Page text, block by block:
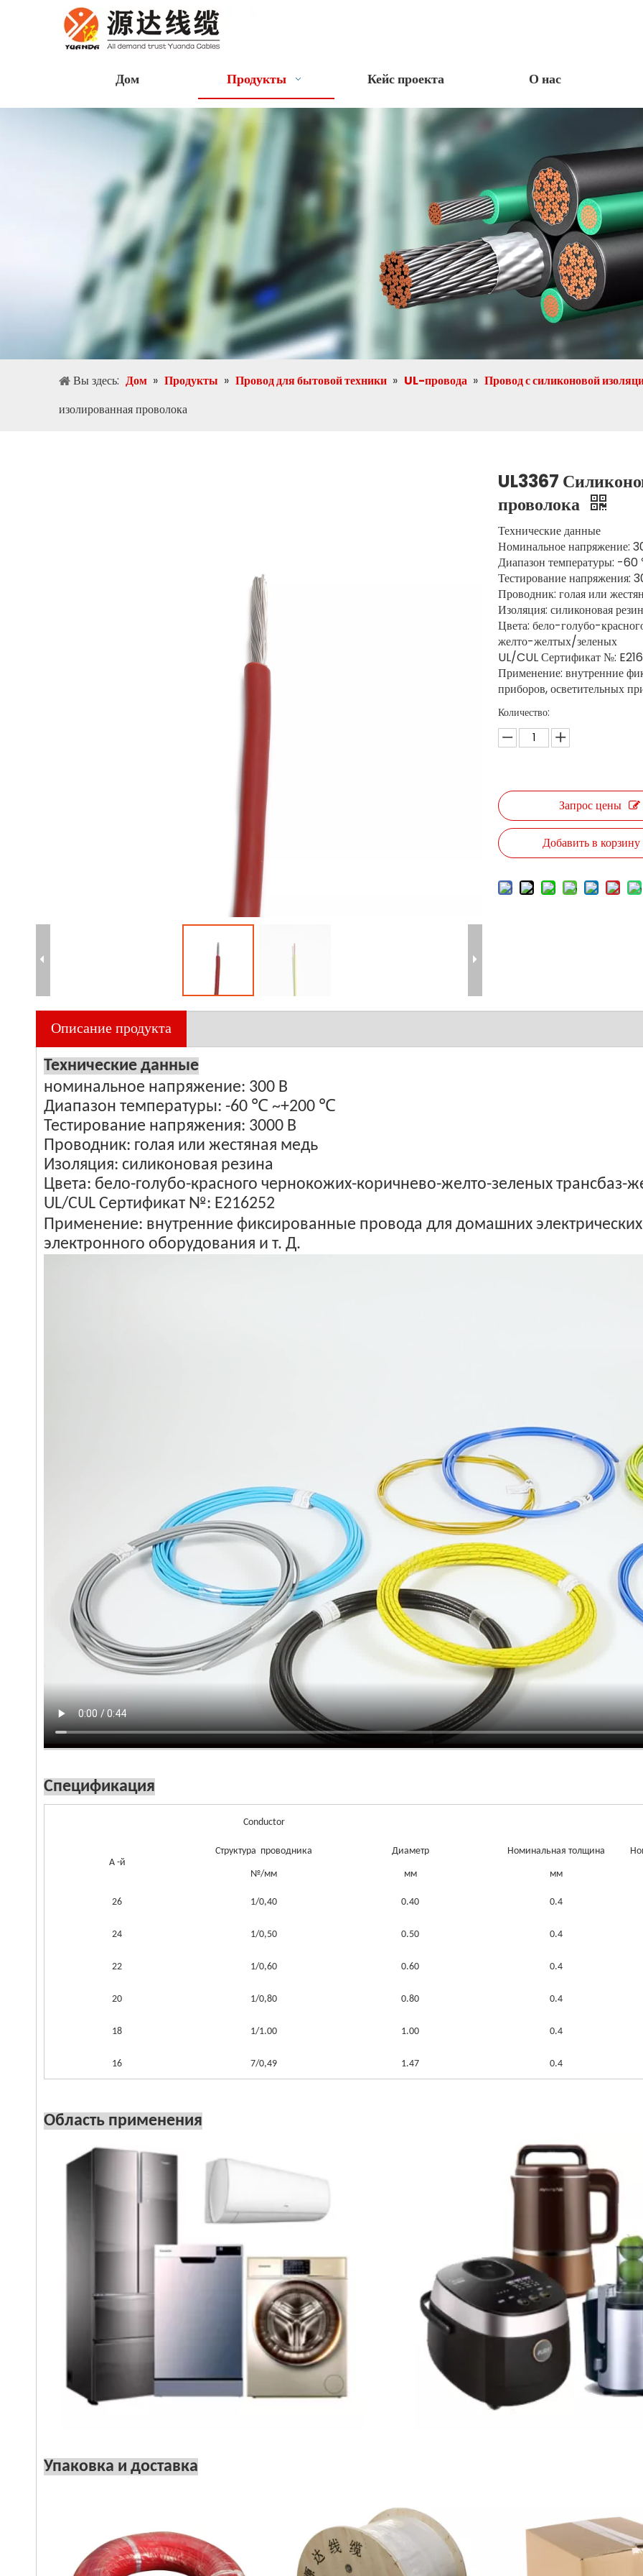
Дом Продукты Кейс проекта О нас
Вы здесь: Дом » Продукты » Провод для бытовой техники » UL-провода » Провод с силиконовой
изолированная проволока
UL3367
проволока
Технические данные
Номинальное напряжение:
Диапазон температуры: -
Тестирование напряжения:
Проводник: голая или
Изоляция: силиконовая
Цвета: бело-голубо-
желто-желтых/зеленых
UL/CUL Сертификат №:
Применение: внутренние
приборов, осветительных
Количество:
Запрос цены
Добавить в корзину
Описание продукта
Технические данные
номинальное напряжение: 300 В
Диапазон температуры: -60 ℃ ~+200 ℃
Тестирование напряжения: 3000 В
Проводник: голая или жестяная
Изоляция: силиконовая
Цвета: бело-голубо-красного чернокожих-коричнево-желто-зеленых
UL/CUL Сертификат №: E216252
Применение: внутренние фиксированные провода для домашних
электронного оборудования и т. Д.
Спецификация
Conductor
А -й
Структура проводника
№/мм
Диаметр
мм
Номинальная толщина
мм
26 1/0,40 0.40 0.4
24 1/0,50 0.50 0.4
22 1/0,60 0.60 0.4
20 1/0,80 0.80 0.4
18 1/1.00 1.00 0.4
16 7/0,49 1.47 0.4
Область применения
Упаковка и доставка